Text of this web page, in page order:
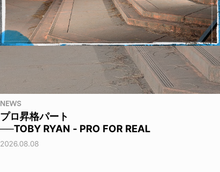
NEWS
プロ昇格パート
──TOBY RYAN - PRO FOR REAL
2026.08.08